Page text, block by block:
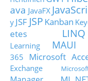
ava JavaFX
y JSF JSP Kanban
etes
LINQ
Learning
MAUI
365
Microsoft
Exchange